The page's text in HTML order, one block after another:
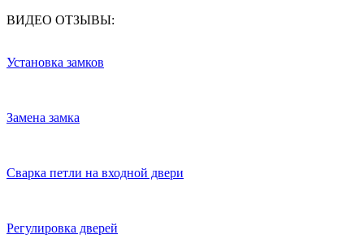
ВИДЕО ОТЗЫВЫ:
Установка замков
Замена замка
Сварка петли на входной двери
Регулировка дверей